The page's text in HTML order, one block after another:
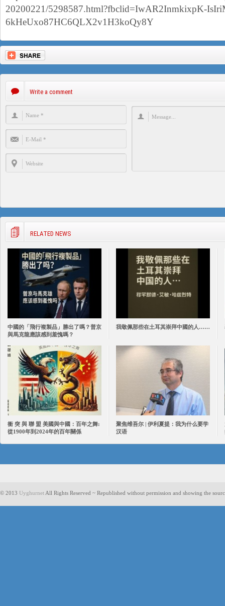
20200221/5298587.html?fbclid=IwAR2InmkixpK-
6kHeUxo87HC6QLX2v1H3koQy8Y
Write a comment
RELATED NEWS
中國的「飛行複製品」勝出了嗎？普京
與馬克龍應該感到羞愧嗎？
我敬佩那些在土耳其崇拜中國的人……
衝 突 與 聯 盟 美國與中國：百年之舞:
從1900年到2024年的百年關係
聚焦维吾尔 | 伊利夏提：我为什么要学
汉语
© 2013 Uyghurnet All Rights Reserved ~ Republished without permission and showing the